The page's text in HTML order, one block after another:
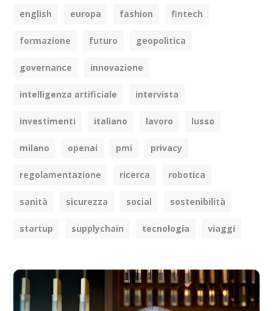
english europa fashion fintech
formazione futuro geopolitica
governance innovazione
intelligenza artificiale intervista
investimenti italiano lavoro lusso
milano openai pmi privacy
regolamentazione ricerca robotica
sanità sicurezza social sostenibilità
startup supplychain tecnologia viaggi